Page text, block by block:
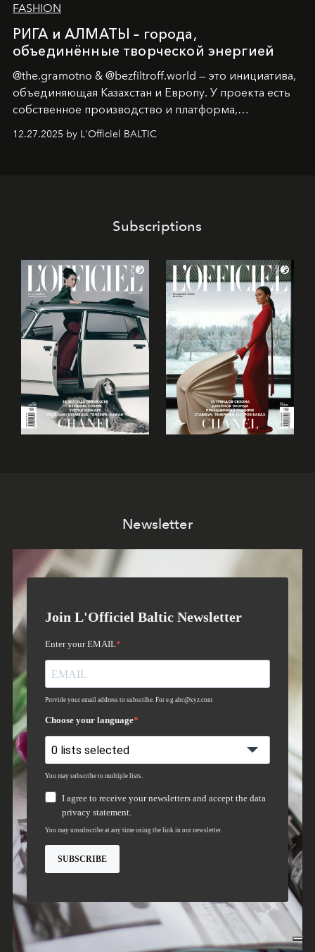
FASHION
РИГА и АЛМАТЫ – города,
объединённые творческой энергией
@the.gramotno & @bezfiltroff.world — это инициатива,
объединяющая Казахстан и Европу. У проекта есть
собственное производство и платформа,
решения для дизайнеров и молодых брендов.
12.27.2025 by L'Officiel BALTIC
Subscriptions
Newsletter